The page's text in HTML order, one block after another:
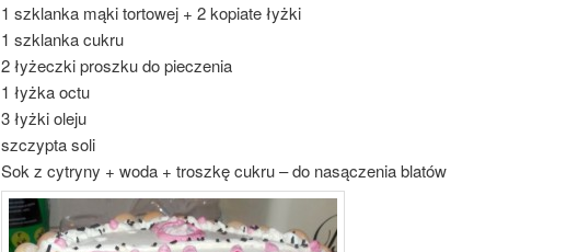
1 szklanka mąki tortowej + 2 kopiate łyżki
1 szklanka cukru
2 łyżeczki proszku do pieczenia
1 łyżka octu
3 łyżki oleju
szczypta soli
Sok z cytryny + woda + troszkę cukru – do nasączenia blatów